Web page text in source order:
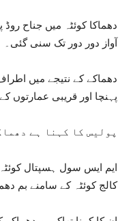
دھماکا کوئٹہ میں جناح
آواز دور دور تک سنی گئی۔
دھماکے کے نتیجے میں
پہنچا اور قریبی عمارتوں
پولیس کا کہنا ہے
ایم ایس سول ہسپتال کوئٹہ
کالج کوئٹہ کے سامنے بم دھماکے میں 03